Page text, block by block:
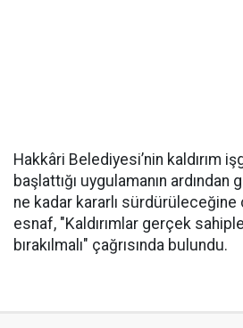
Hakkâri Belediyesi’nin kaldırım
başlattığı uygulamanın
ne kadar kararlı
esnaf, "Kaldırımlar gerçek
bırakılmalı" çağrısında bulundu.